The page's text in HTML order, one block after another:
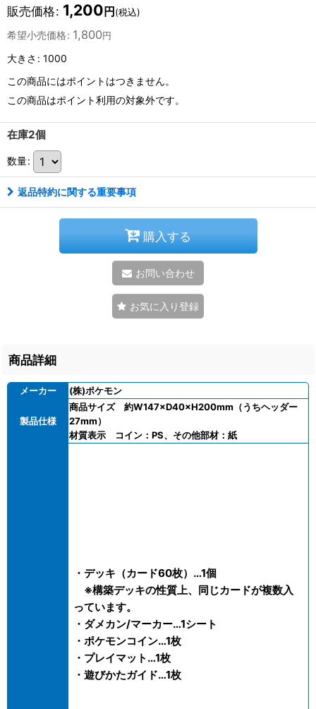
販売価格: 1,200 円 (税込)
希望小売価格: 1,800円
大きさ : 1000
この商品にはポイントはつきません。
この商品はポイント利用の対象外です。
在庫2個
数量:
返品特約に関する重要事項
購入する
お問い合わせ
お気に入り登録
商品詳細
メーカー (株)ポケモン
製品仕様
商品サイズ 約W147×D40×H200mm（うちヘッダー
27mm）
材質表示 コイン：PS、その他部材：紙
・デッキ（カード60枚）…1個
※構築デッキの性質上、同じカードが複数入
っています。
・ダメカン/マーカー…1シート
・ポケモンコイン…1枚
・プレイマット…1枚
・遊びかたガイド…1枚